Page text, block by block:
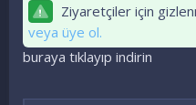
Ziyaretçiler için
veya üye ol.
buraya tıklayıp indirin